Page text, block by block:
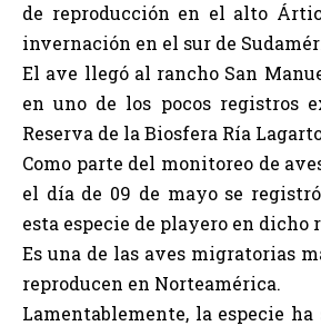
de reproducción en el alto
invernación en el sur de
El ave llegó al rancho San
en uno de los pocos registros
Reserva de la Biosfera Ría
Como parte del monitoreo de
el día de 09 de mayo se
esta especie de playero en dicho
Es una de las aves migratorias
reproducen en Norteamérica.
Lamentablemente, la especie